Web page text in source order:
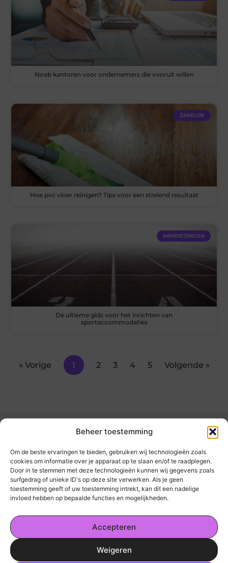
Beheer toestemming
Om de beste ervaringen te bieden, gebruiken wij technologieën zoals
cookies om informatie over je apparaat op te slaan en/of te raadplegen.
Door in te stemmen met deze technologieën kunnen wij gegevens zoals
surfgedrag of unieke ID's op deze site verwerken. Als je geen
toestemming geeft of uw toestemming intrekt, kan dit een nadelige
invloed hebben op bepaalde functies en mogelijkheden.
Accepteren
Weigeren
Noab kantoren voor ondernemers die vooruit willen
ZAKELIJK
Hoe pvc vloer reinigen? Tips voor een stralend resultaat
AANBIEDINGEN
De ultieme gids voor het inrichten van
sportaccommodaties
« Vorige 1 2 3 4 5 Volgende »
kickinsite.nl – Echt, eerlijk, alles wat telt.
Een verzameling van blogs en artikelen die
een breed scala aan onderwerpen uit het
dagelijks leven behandelen.